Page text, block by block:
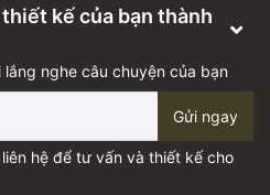
kế của bạn thành
nghe câu chuyện của bạn
Gửi ngay
hệ để tư vấn và thiết kế cho